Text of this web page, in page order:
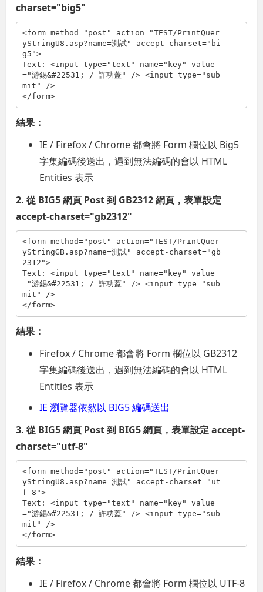
charset="big5"
<form method="post" action="TEST/PrintQuer
yStringU8.asp?name=測試"
accept-charset="bi
g5">
Text: <input type="text" name="key"
value
="游錫&#22531; / 許功蓋"
/> <input type="sub
mit"
/>
</form>
結果：
IE / Firefox / Chrome 都會將 Form 欄位以 Big5
字集編碼後送出，遇到無法編碼的會以 HTML
Entities 表示
2. 從 BIG5 網頁 Post 到 GB2312 網頁，表單設定
accept-charset="gb2312"
<form method="post" action="TEST/PrintQuer
yStringGB.asp?name=測試"
accept-charset="gb
2312">
Text: <input type="text" name="key"
value
="游錫&#22531; / 許功蓋"
/> <input type="sub
mit"
/>
</form>
結果：
Firefox / Chrome 都會將 Form 欄位以 GB2312
字集編碼後送出，遇到無法編碼的會以 HTML
Entities 表示
IE 瀏覽器依然以 BIG5 編碼送出
3. 從 BIG5 網頁 Post 到 BIG5 網頁，表單設定 accept-
charset="utf-8"
<form method="post" action="TEST/PrintQuer
yStringU8.asp?name=測試"
accept-charset="ut
f-8">
Text: <input type="text" name="key"
value
="游錫&#22531; / 許功蓋"
/> <input type="sub
mit"
/>
</form>
結果：
IE / Firefox / Chrome 都會將 Form 欄位以 UTF-8